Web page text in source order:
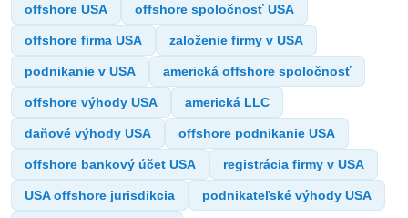
offshore USA offshore spoločnosť USA
offshore firma USA založenie firmy v USA
podnikanie v USA americká offshore spoločnosť
offshore výhody USA americká LLC
daňové výhody USA offshore podnikanie USA
offshore bankový účet USA registrácia firmy v USA
USA offshore jurisdikcia podnikateľské výhody USA